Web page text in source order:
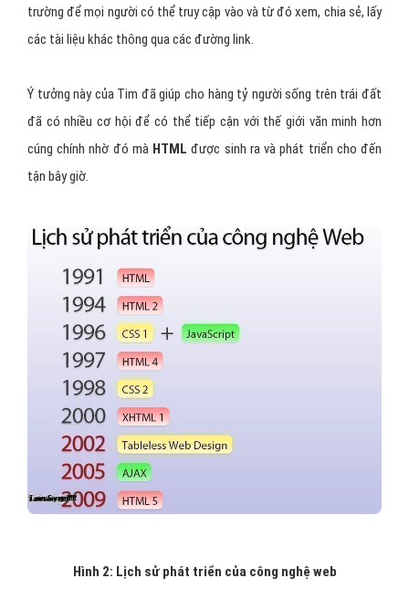
trường để mọi người có thể truy cập vào và từ đó xem, chia sẻ, lấy
các tài liệu khác thông qua các đường link.
Ý tưởng này của Tim đã giúp cho hàng tỷ người sống trên trái đất
đã có nhiều cơ hội để có thể tiếp cận với thế giới văn minh hơn
cúng chính nhờ đó mà HTML được sinh ra và phát triển cho đến
tận bây giờ.
Hình 2: Lịch sử phát triển của công nghệ web